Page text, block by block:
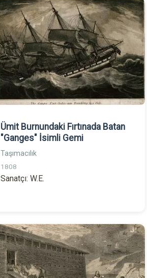
Ümit Burnundaki Fırtınada Batan
"Ganges" İsimli Gemi
Taşımacılık
1808
Sanatçı: W.E.